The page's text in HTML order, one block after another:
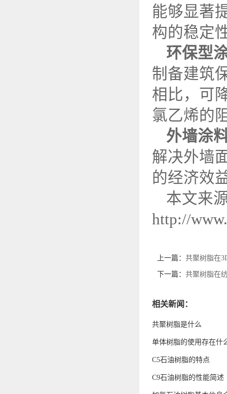
能够显著
构的稳定
环保型
制备建筑
相比，可
氯乙烯的
外墙涂
解决外墙
的经济效
本文来
http://
上一篇： 共聚树脂在
下一篇： 共聚树脂在
相关新闻：
共聚树脂是什么
单体树脂的使用存在什
C5石油树脂的特点
C9石油树脂的性能简述